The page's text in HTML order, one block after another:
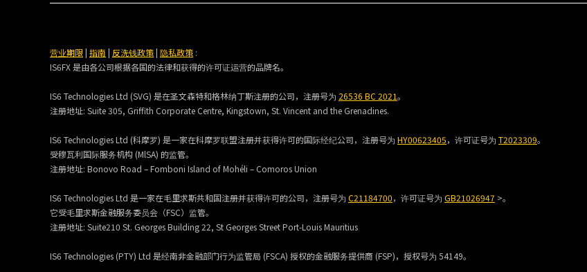
营业期限| 指南 | 反洗钱政策| 隐私政策 :
IS6FX 是由各公司根据各国的法律和获得的许可证运营的品牌名。
IS6 Technologies Ltd (SVG) 是在圣文森特和格林纳丁斯注册的公司，注册号为 26536 BC 2021。
注册地址: Suite 305, Griffith Corporate Centre, Kingstown, St. Vincent and the Grenadines.
IS6 Technologies Ltd (科摩罗) 是一家在科摩罗联盟注册并获得许可的国际经纪公司，注册号为 HY00623405，许可证号为 T2023309。
受穆瓦利国际服务机构 (MlSA) 的监管。
注册地址: Bonovo Road – Fomboni Island of Mohéli – Comoros Union
IS6 Technologies Ltd 是一家在毛里求斯共和国注册并获得许可的公司，注册号为 C21184700，许可证号为 GB21026947 >。
它受毛里求斯金融服务委员会（FSC）监管。
注册地址: Suite210 St. Georges Building 22, St Georges Street Port-Louis Mauritius
IS6 Technologies (PTY) Ltd 是经南非金融部门行为监管局 (FSCA) 授权的金融服务提供商 (FSP)，授权号为 54149。